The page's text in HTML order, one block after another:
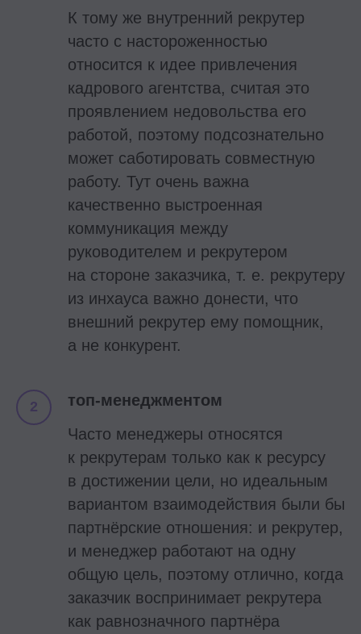
К тому же внутренний рекрутер
часто с настороженностью
относится к идее привлечения
кадрового агентства, считая это
проявлением недовольства его
работой, поэтому подсознательно
может саботировать совместную
работу. Тут очень важна
качественно выстроенная
коммуникация между
руководителем и рекрутером
на стороне заказчика, т. е. рекрутеру
из инхауса важно донести, что
внешний рекрутер ему помощник,
а не конкурент.
топ-менеджментом
Часто менеджеры относятся
к рекрутерам только как к ресурсу
в достижении цели, но идеальным
вариантом взаимодействия были бы
партнёрские отношения: и рекрутер,
и менеджер работают на одну
общую цель, поэтому отлично, когда
заказчик воспринимает рекрутера
как равнозначного партнёра